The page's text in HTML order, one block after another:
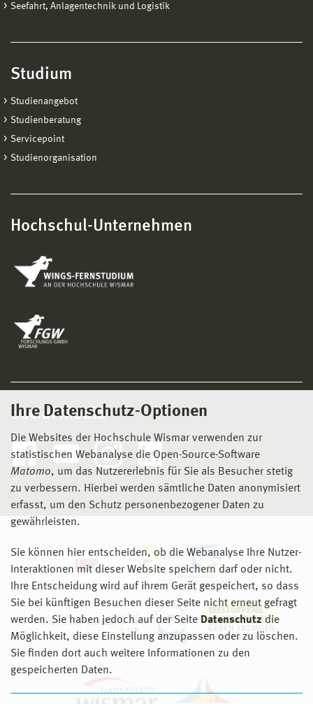
Ihre Datenschutz-Optionen
Die Websites der Hochschule Wismar verwenden zur
statistischen Webanalyse die Open-Source-Software
Matomo, um das Nutzererlebnis für Sie als Besucher stetig
zu verbessern. Hierbei werden sämtliche Daten anonymisiert
erfasst, um den Schutz personenbezogener Daten zu
gewährleisten.
Sie können hier entscheiden, ob die Webanalyse Ihre Nutzer-
Interaktionen mit dieser Website speichern darf oder nicht.
Ihre Entscheidung wird auf ihrem Gerät gespeichert, so dass
Sie bei künftigen Besuchen dieser Seite nicht erneut gefragt
werden. Sie haben jedoch auf der Seite Datenschutz die
Möglichkeit, diese Einstellung anzupassen oder zu löschen.
Sie finden dort auch weitere Informationen zu den
gespeicherten Daten.
Seefahrt, Anlagentechnik und Logistik
Studium
Studienangebot
Studienberatung
Servicepoint
Studienorganisation
Hochschul-Unternehmen
Social Media